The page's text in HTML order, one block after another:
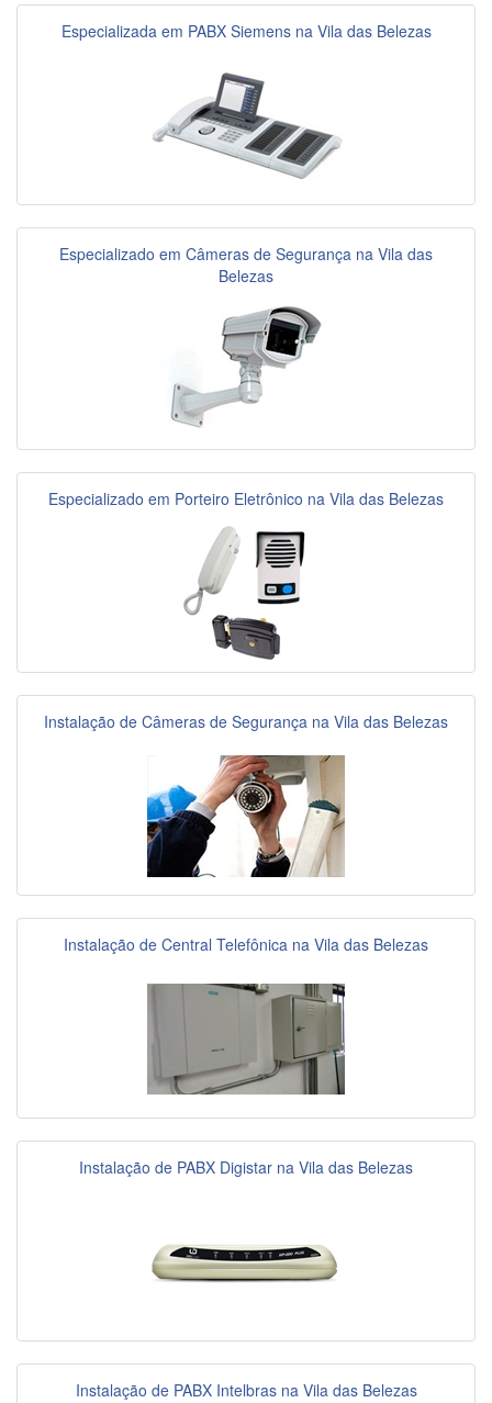
Especializada em PABX Siemens na Vila das Belezas
Especializado em Câmeras de Segurança na Vila das
Belezas
Especializado em Porteiro Eletrônico na Vila das Belezas
Instalação de Câmeras de Segurança na Vila das Belezas
Instalação de Central Telefônica na Vila das Belezas
Instalação de PABX Digistar na Vila das Belezas
Instalação de PABX Intelbras na Vila das Belezas